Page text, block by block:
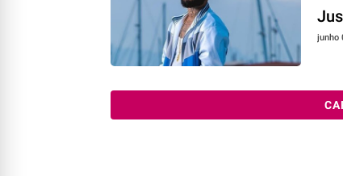
junho